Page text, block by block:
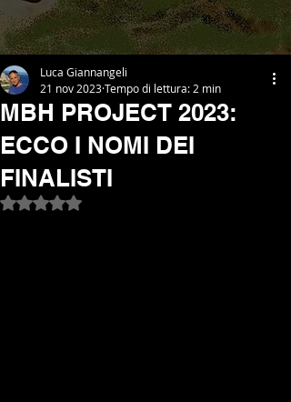
MBH PROJECT 2023:
ECCO I NOMI DEI
FINALISTI
Luca Giannangeli
21 nov 2023Tempo di lettura: 2 min
Valutazione NaN stelle su 5.